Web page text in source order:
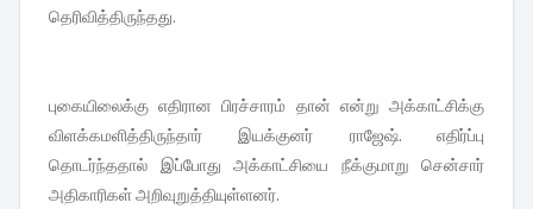
தெரிவித்திருந்தது.
புகையிலைக்கு எதிரான பிரச்சாரம் தான் என்று அக்காட்சிக்கு
விளக்கமளித்திருந்தார் இயக்குனர் ராஜேஷ். எதிர்ப்பு
தொடர்ந்ததால் இப்போது அக்காட்சியை நீக்குமாறு சென்சார்
அதிகாரிகள் அறிவுறுத்தியுள்ளனர்.